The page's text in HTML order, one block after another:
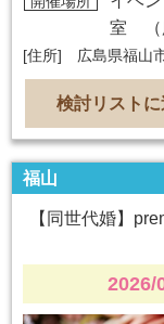
室 （
[住所] 広島県福山
検討リスト
福山
【同世代婚】
2026/